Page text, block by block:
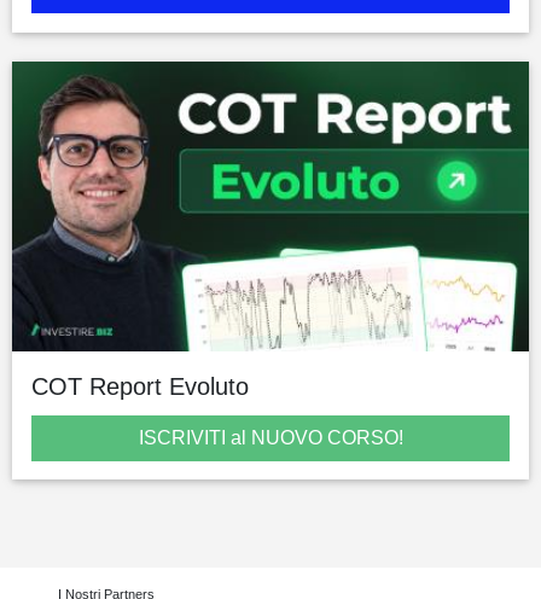
COT Report Evoluto
ISCRIVITI al NUOVO CORSO!
I Nostri Partners